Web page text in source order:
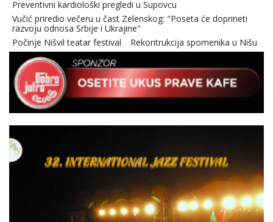
Preventivni kardiološki pregledi u Supovcu
Vučić priredio večeru u čast Zelenskog: "Poseta će doprineti
razvoju odnosa Srbije i Ukrajine"
Počinje Nišvil teatar festival
Rekontrukcija spomenika u Nišu